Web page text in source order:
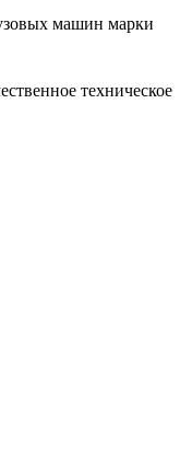
машин марки
техническое